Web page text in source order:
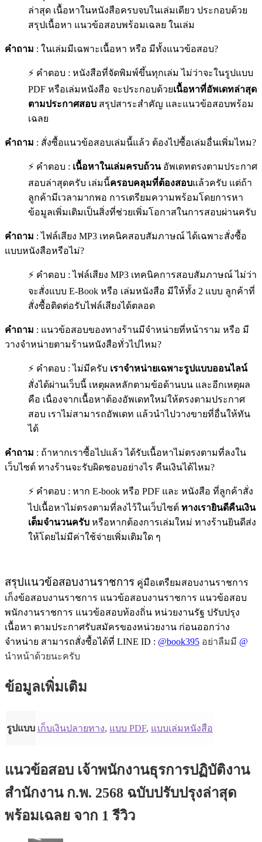
ล่าสุด เนื้อหาในหนังสือครบจบในเล่มเดียว ประกอบด้วย
สรุปเนื้อหา แนวข้อสอบพร้อมเฉลย ในเล่ม
คำถาม : ในเล่มมีเฉพาะเนื้อหา หรือ มีทั้งแนวข้อสอบ?
⚡ คำตอบ : หนังสือที่จัดพิมพ์ขึ้นทุกเล่ม ไม่ว่าจะในรูปแบบ
PDF หรือเล่มหนังสือ จะประกอบด้วยเนื้อหาที่อัพเดทล่าสุด
ตามประกาศสอบ สรุปสาระสำคัญ และแนวข้อสอบพร้อม
เฉลย
คำถาม : สั่งซื้อแนวข้อสอบเล่มนี้แล้ว ต้องไปซื้อเล่มอื่นเพิ่มไหม?
⚡ คำตอบ : เนื้อหาในเล่มครบถ้วนอัพเดทตรงตามประกาศ
สอบล่าสุดครับ เล่มนี้ครอบคลุมที่ต้องสอบแล้วครับ แต่ถ้า
ลูกค้ามีเวลามากพอ การเตรียมความพร้อมโดยการหา
ข้อมูลเพิ่มเติมเป็นสิ่งที่ช่วยเพิ่มโอกาสในการสอบผ่านครับ
คำถาม : ไฟล์เสียง MP3 เทคนิคสอบสัมภาษณ์ ได้เฉพาะสั่งซื้อ
แบบหนังสือหรือไม่?
⚡ คำตอบ : ไฟล์เสียง MP3 เทคนิคการสอบสัมภาษณ์ ไม่ว่า
จะสั่งแบบ E-Book หรือ เล่มหนังสือ มีให้ทั้ง 2 แบบ ลูกค้าที่
สั่งซื้อติดต่อรับไฟล์เสียงได้ตลอด
คำถาม : แนวข้อสอบของทางร้านมีจำหน่ายที่หน้าราม หรือ มี
วางจำหน่ายตามร้านหนังสือทั่วไปไหม?
⚡ คำตอบ : ไม่มีครับ เราจำหน่ายเฉพาะรูปแบบออนไลน์
สั่งได้ผ่านเว็บนี้ เหตุผลหลักตามข้อด้านบน และอีกเหตุผล
คือ เนื่องจากเนื้อหาต้องอัพเดทใหม่ให้ตรงตามประกาศ
สอบ เราไม่สามารถอัพเดท แล้วนำไปวางขายที่อื่นให้ทัน
ได้
คำถาม : ถ้าหากเราซื้อไปแล้ว ได้รับเนื้อหาไม่ตรงตามที่ลงใน
เว็บไซต์ ทางร้านจะรับผิดชอบอย่างไร คืนเงินได้ไหม?
⚡ คำตอบ : หาก E-book หรือ PDF และ หนังสือ ที่ลูกค้าสั่ง
ไปเนื้อหาไม่ตรงตามที่ลงไว้ในเว็บไซต์ ทางเรายินดีคืนเงิน
เต็มจำนวนครับ หรือหากต้องการเล่มใหม่ ทางร้านยินดีส่ง
ให้โดยไม่มีค่าใช้จ่ายเพิ่มเติมใด ๆ
สรุปแนวข้อสอบงานราชการ คู่มือเตรืยมสอบงานราชการ
เก็งข้อสอบงานราชการ แนวข้อสอบงานราชการ แนวข้อสอบ
พนักงานราชการ แนวข้อสอบท้องถิ่น หน่วยงานรัฐ ปรับปรุง
เนื้อหา ตามประกาศรับสมัครของหน่วยงาน ก่อนออกว่าง
จำหน่าย สามารถสั่งซื้อได้ที่ LINE ID : @book395 อย่าลืมมี @
นำหน้าด้วยนะครับ
ข้อมูลเพิ่มเติม
รูปแบบ เก็บเงินปลายทาง, แบบ PDF, แบบเล่มหนังสือ
แนวข้อสอบ เจ้าพนักงานธุรการปฏิบัติงาน
สำนักงาน ก.พ. 2568 ฉบับปรับปรุงล่าสุด
พร้อมเฉลย จาก 1 รีวิว